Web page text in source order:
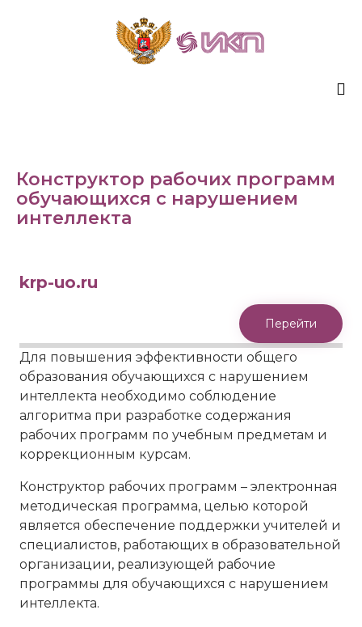
Конструктор рабочих программ
обучающихся с нарушением
интеллекта
krp-uo.ru
Перейти
Для повышения эффективности общего
образования обучающихся с нарушением
интеллекта необходимо соблюдение
алгоритма при разработке содержания
рабочих программ по учебным предметам и
коррекционным курсам.
Конструктор рабочих программ – электронная
методическая программа, целью которой
является обеспечение поддержки учителей и
специалистов, работающих в образовательной
организации, реализующей рабочие
программы для обучающихся с нарушением
интеллекта.